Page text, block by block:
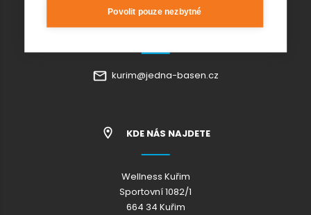
KONTAKT RESTAURACE
kurim@jedna-basen.cz
KDE NÁS NAJDETE
Wellness Kuřim
Sportovní 1082/1
664 34 Kuřim
Povolit pouze nezbytné